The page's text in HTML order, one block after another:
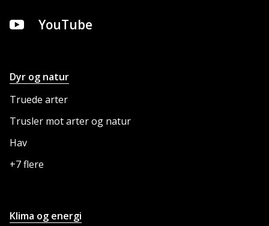
YouTube
NETTSTEDET
Dyr og natur
Truede arter
Trusler mot arter og natur
Hav
+7 flere
Klima og energi